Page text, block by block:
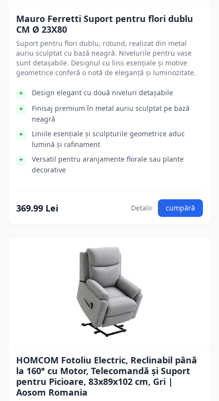
Mauro Ferretti Suport pentru flori dublu
CM Ø 23X80
Suport pentru flori dublu, rotund, realizat din metal
auriu sculptat cu bază neagră. Nivelurile pentru vase
sunt detașabile. Designul cu linii esențiale și motive
geometrice conferă o notă de eleganță și luminozitate.
Design elegant cu două niveluri detașabile
Finisaj premium în metal auriu sculptat pe bază
neagră
Liniile esențiale și sculpturile geometrice aduc
lumină și rafinament
Versatil pentru aranjamente florale sau plante
decorative
369.99 Lei Detalii cumpără
HOMCOM Fotoliu Electric, Reclinabil până
la 160° cu Motor, Telecomandă și Suport
pentru Picioare, 83x89x102 cm, Gri |
Aosom Romania